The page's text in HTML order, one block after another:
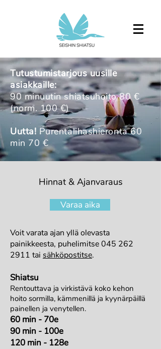
Tutustumistarjous uusille
asiakkaille:
90 minuutin shiatsuhoito 80 €
(norm. 100 €)
Uutta! Purentalihashieronta 60
min 70 €
Hinnat & Ajanvaraus
Varaa aika
Voit varata ajan yllä olevasta
painikkeesta, puhelimitse045 262
2911 tai sähköpostitse.
Shiatsu
Rentouttava ja virkistävä koko kehon
hoito sormilla, kämmenillä ja kyynärpäillä
painellen ja venytellen.
60 min - 70e
90 min - 100e
120 min - 128e